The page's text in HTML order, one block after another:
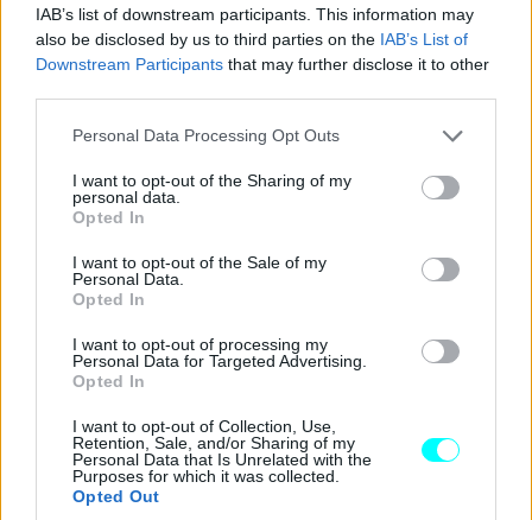
IAB’s list of downstream participants. This information may
also be disclosed by us to third parties on the IAB’s List of
Downstream Participants that may further disclose it to other
Please note that this website/app uses one or more Google
not limited to your visit or usage behaviour. You may click to
grant or deny consent to Google and its third-party tags to
use your data for below specified purposes in below Google
consent section.
Personal Data Processing Opt Outs
I want to opt-out of the Sharing of my
personal data.
Opted In
I want to opt-out of the Sale of my
Personal Data.
Opted In
I want to opt-out of processing my
Personal Data for Targeted Advertising.
Opted In
I want to opt-out of Collection, Use,
Retention, Sale, and/or Sharing of my
Personal Data that Is Unrelated with the
Purposes for which it was collected.
Opted Out